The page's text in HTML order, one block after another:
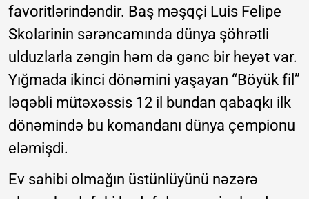
favoritlərindəndir. Baş məşqçi Luis Felipe
Skolarinin sərəncamında dünya şöhrətli
ulduzlarla zəngin həm də gənc bir heyət var.
Yığmada ikinci dönəmini yaşayan “Böyük fil”
ləqəbli mütəxəssis 12 il bundan qabaqkı ilk
dönəmində bu komandanı dünya çempionu
eləmişdi.
Ev sahibi olmağın üstünlüyünü nəzərə